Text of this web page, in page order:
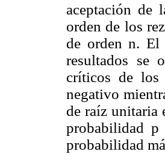
aceptación de
orden de los
de orden n. El
resultados se
críticos de los
negativo
de raíz unitaria
probabilidad
probabilidad